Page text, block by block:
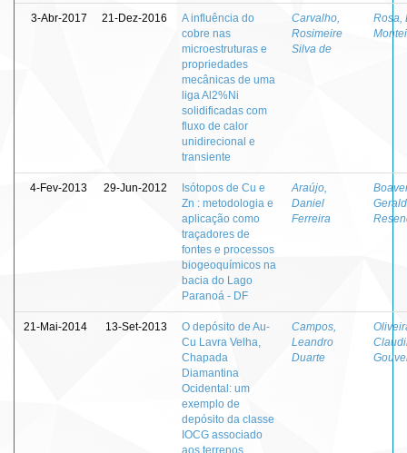
3-Abr-2017 21-Dez-2016
A influência do
cobre nas
microestruturas e
propriedades
mecânicas de uma
liga Al2%Ni
solidificadas com
fluxo de calor
unidirecional e
transiente
Carvalho,
Rosimeire
Silva de
Rosa,
4-Fev-2013 29-Jun-2012
Isótopos de Cu e
Zn : metodologia e
aplicação como
traçadores de
fontes e processos
biogeoquímicos na
bacia do Lago
Paranoá - DF
Araújo,
Daniel
Ferreira
21-Mai-2014 13-Set-2013
O depósito de Au-
Cu Lavra Velha,
Chapada
Diamantina
Ocidental: um
exemplo de
depósito da classe
IOCG associado
aos terrenos
Campos,
Leandro
Duarte